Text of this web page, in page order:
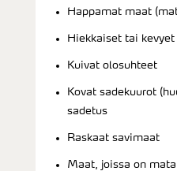
Happamat maat
Hiekkaiset tai
Kuivat olosuhteet
Kovat sadekuurot
sadetus
Raskaat savimaat
Maat, joissa on